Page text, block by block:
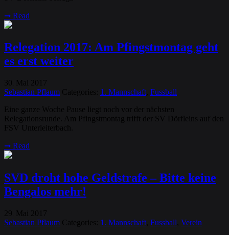
➞ Read
Relegation 2017: Am Pfingstmontag geht
es erst weiter
30 Mai
2017
Sebastian Pflaum Categories: 1. Mannschaft Fussball
Eine ganze Woche Pause liegt noch vor der nächsten
Relegationsrunde. Am Pfingstmontag trifft der SV Dörfleins auf den
FSV Unterleiterbach.
➞ Read
SVD droht hohe Geldstrafe – Bitte keine
Bengalos mehr!
29 Mai
2017
Sebastian Pflaum Categories: 1. Mannschaft Fussball Verein